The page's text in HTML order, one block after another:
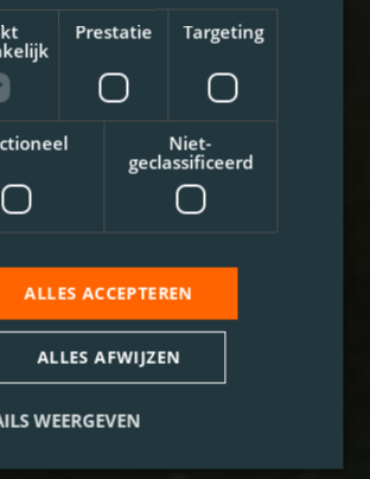
Prestatie Targeting
Niet-
geclassificeerd
ALLES ACCEPTEREN
ALLES AFWIJZEN
WEERGEVEN